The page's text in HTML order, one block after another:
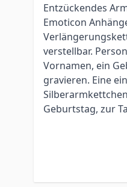
Entzückendes
Emoticon
verstellbar.
Vornamen, ein
gravieren. Eine
Geburtstag, zur